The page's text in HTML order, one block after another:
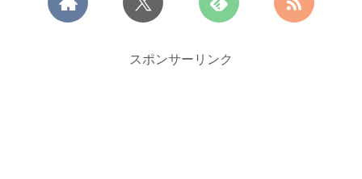
スポンサーリンク